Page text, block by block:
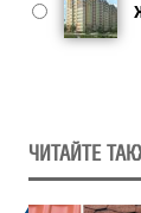
ЧИТАЙТЕ